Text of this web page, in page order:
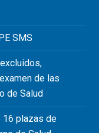
SMS
de las
de Salud
16 plazas de